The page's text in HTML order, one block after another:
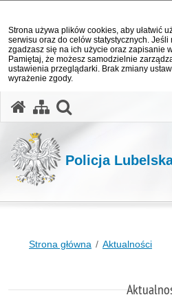
Strona używa plików cookies, aby ułatwić
serwisu oraz do celów statystycznych.
zgadzasz się na ich użycie oraz zapisanie
Pamiętaj, że możesz samodzielnie
ustawienia przeglądarki. Brak zmiany
wyrażenie zgody.
Policja
Strona główna Aktualności